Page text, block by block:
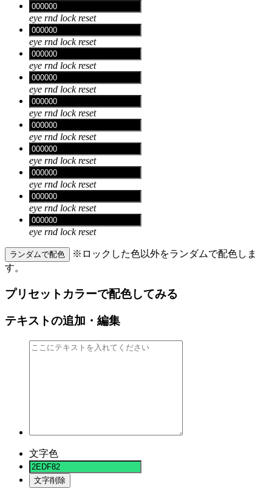
eye rnd lock reset
eye rnd lock reset
eye rnd lock reset
eye rnd lock reset
eye rnd lock reset
eye rnd lock reset
eye rnd lock reset
eye rnd lock reset
eye rnd lock reset
eye rnd lock reset
ランダムで配色
※ロックした色以外をランダムで配色しま
す。
プリセットカラーで配色してみる
テキストの追加・編集
文字色
文字削除